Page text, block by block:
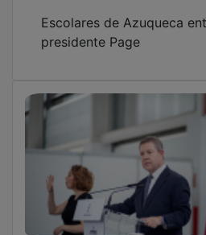
Escolares de Azuqueca
presidente Page